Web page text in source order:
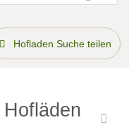
Hofladen Suche teilen